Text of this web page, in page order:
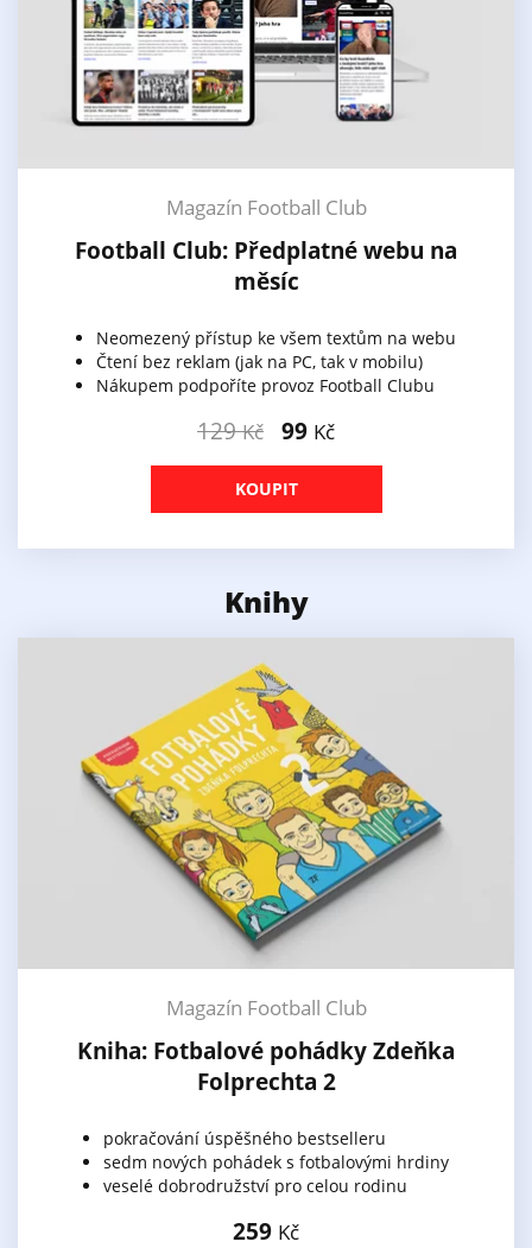
Magazín Football Club
Football Club: Předplatné webu na
měsíc
Neomezený přístup ke všem textům na webu
Čtení bez reklam (jak na PC, tak v mobilu)
Nákupem podpoříte provoz Football Clubu
129Kč 99 Kč
KOUPIT
Knihy
Magazín Football Club
Kniha: Fotbalové pohádky Zdeňka
Folprechta 2
pokračování úspěšného bestselleru
sedm nových pohádek s fotbalovými hrdiny
veselé dobrodružství pro celou rodinu
259 Kč